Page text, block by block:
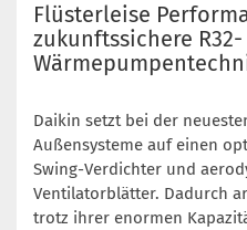
Flüsterleise
zukunftssichere R32-
Daikin setzt bei der
Außensysteme auf einen
Swing-Verdichter und
Ventilatorblätter. Dadurch
trotz ihrer enormen